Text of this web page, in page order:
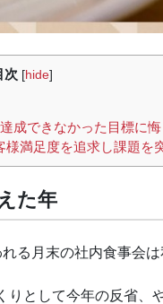
次 [hide]
成できなかった目標に
満足度を追求し課題を
た年
る月末の社内食事会
として今年の反省、